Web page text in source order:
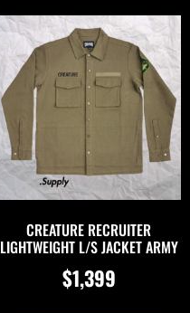
CREATURE RECRUITER
LIGHTWEIGHT L/S JACKET ARMY
$1,399